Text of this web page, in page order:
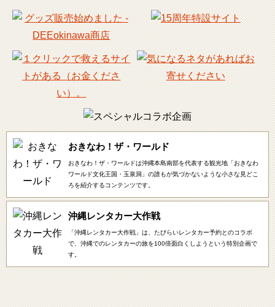
おきなわ！ザ・ワールド
おきなわ！ザ・ワールドは沖縄本島南部を代表する観光地「おきなわ
ワールド文化王国・玉泉洞」の誰もが気づかないような小さな見どこ
ろを紹介するコンテンツです。
沖縄レンタカー大作戦
「沖縄レンタカー大作戦」は、たびらいレンタカー予約とのコラボ
で、沖縄でのレンタカーの旅を100倍面白くしようという特別企画で
す。